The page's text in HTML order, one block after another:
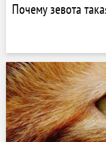
Почему зевота